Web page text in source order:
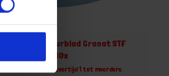
FESTOOL Schuurblad Granat STF
DELTA/9 K120 10x
Niet op voorraad, levertijd 1 tot meerdere